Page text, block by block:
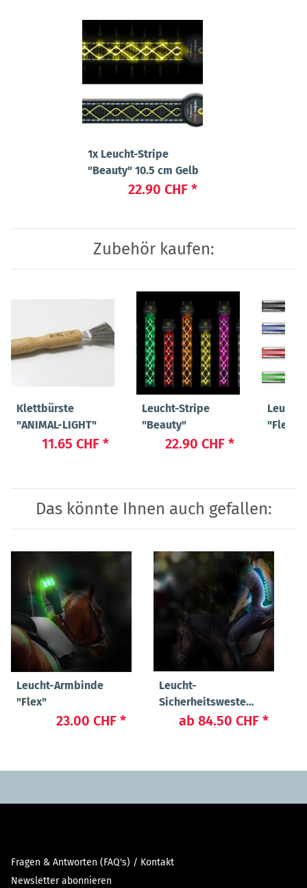
1x Leucht-Stripe
"Beauty" 10.5 cm Gelb
22.90 CHF *
Zubehör kaufen:
Klettbürste
"ANIMAL-LIGHT"
11.65 CHF *
Leucht-Stripe
"Beauty"
22.90 CHF *
"Flex"
Das könnte Ihnen auch gefallen:
Leucht-Armbinde
"Flex"
23.00 CHF *
Leucht-
Sicherheitsweste
"Flex"
ab 84.50 CHF *
Fragen & Antworten (FAQ's) / Kontakt
Newsletter abonnieren